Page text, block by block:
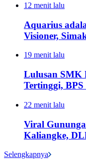
12 menit lalu
Aquarius
Visioner,
19 menit lalu
Lulusan SMK
Tertinggi,
22 menit lalu
Viral
Kaliangke,
Selengkapnya